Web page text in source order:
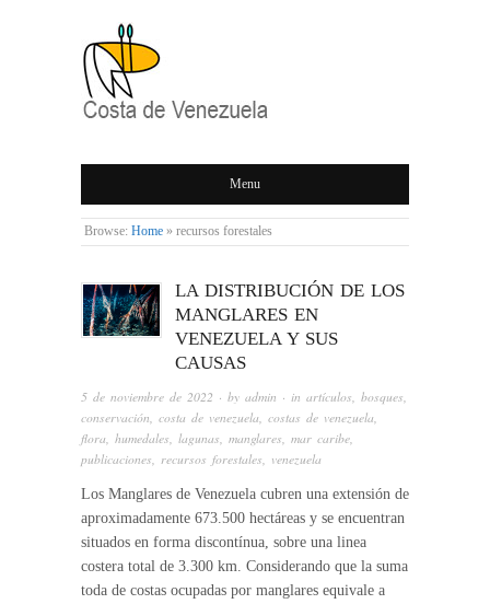
COSTA DE
VENEZUELA
Menu
Browse: Home » recursos forestales
LA DISTRIBUCIÓN DE LOS
MANGLARES EN
VENEZUELA Y SUS
CAUSAS
5 de noviembre de 2022 · by admin · in artículos, bosques,
conservación, costa de venezuela, costas de venezuela,
flora, humedales, lagunas, manglares, mar caribe,
publicaciones, recursos forestales, venezuela
Los Manglares de Venezuela cubren una extensión de
aproximadamente 673.500 hectáreas y se encuentran
situados en forma discontínua, sobre una linea
costera total de 3.300 km. Considerando que la suma
toda de costas ocupadas por manglares equivale a